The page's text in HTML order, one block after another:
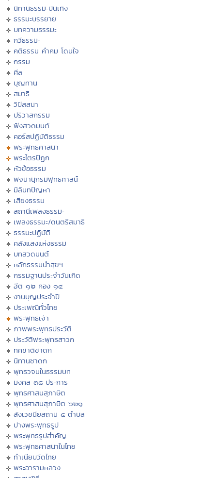
นิทานธรรมะบันเทิง
ธรรมะบรรยาย
บทความธรรมะ
กวีธรรมะ
คติธรรม คำคม โดนใจ
กรรม
ศีล
บุญทาน
สมาธิ
วิปัสสนา
ปริวาสกรรม
ฟังสวดมนต์
คอร์สปฏิบัติธรรม
พระพุทธศาสนา
พระไตรปิฏก
หัวข้อธรรม
พจนานุกรมพุทธศาสน์
มิลินทปัญหา
เสียงธรรม
สถานีเพลงธรรมะ
เพลงธรรมะ/ดนตรีสมาธิ
ธรรมะปฏิบัติ
คลังแสงแห่งธรรม
บทสวดมนต์
หลักธรรมนำสุขฯ
กรรมฐานประจำวันเกิด
ฮีต ๑๒ คอง ๑๔
งานบุญประจำปี
ประเพณีทั่วไทย
พระพุทธเจ้า
ภาพพระพุทธประวัติ
ประวัติพระพุทธสาวก
ทศชาติชาดก
นิทานชาดก
พุทธวจนในธรรมบท
มงคล ๓๘ ประการ
พุทธศาสนสุภาษิต
พุทธศาสนสุภาษิต ๖๒๑
สังเวชนียสถาน ๔ ตำบล
ปางพระพุทธรูป
พระพุทธรูปสำคัญ
พระพุทธศาสนาในไทย
ทำเนียบวัดไทย
พระอารามหลวง